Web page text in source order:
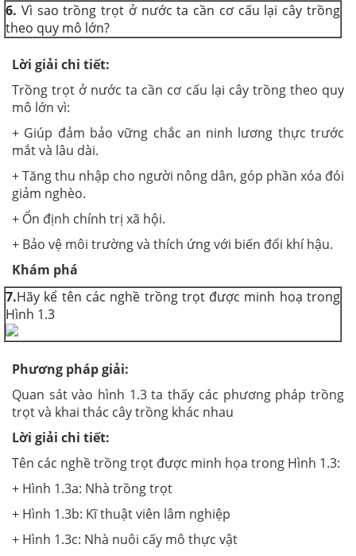
6. Vì sao trồng trọt ở nước ta cần cơ cấu lại cây trồng
theo quy mô lớn?
Lời giải chi tiết:
Trồng trọt ở nước ta cần cơ cấu lại cây trồng theo quy
mô lớn vì:
+ Giúp đảm bảo vững chắc an ninh lương thực trước
mắt và lâu dài.
+ Tăng thu nhập cho người nông dân, góp phần xóa đói
giảm nghèo.
+ Ổn định chính trị xã hội.
+ Bảo vệ môi trường và thích ứng với biến đổi khí hậu.
Khám phá
7.Hãy kể tên các nghề trồng trọt được minh hoạ trong
Hình 1.3
Phương pháp giải:
Quan sát vào hình 1.3 ta thấy các phương pháp trồng
trọt và khai thác cây trồng khác nhau
Lời giải chi tiết:
Tên các nghề trồng trọt được minh họa trong Hình 1.3:
+ Hình 1.3a: Nhà trồng trọt
+ Hình 1.3b: Kĩ thuật viên lâm nghiệp
+ Hình 1.3c: Nhà nuôi cấy mô thực vật